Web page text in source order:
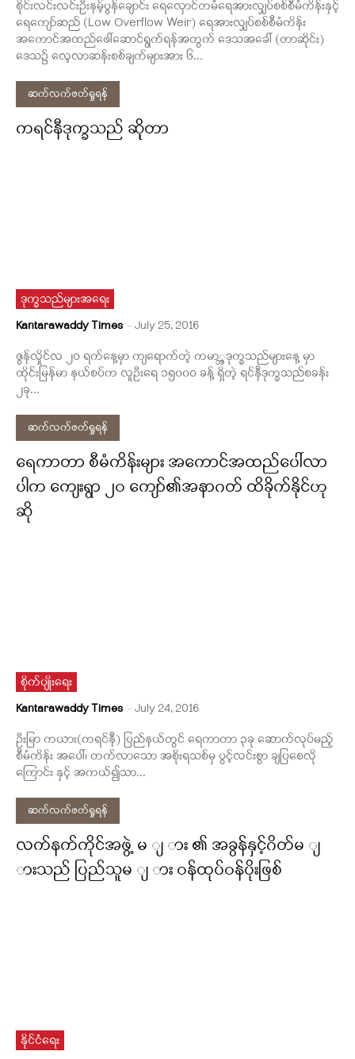
စိုင်းလင်းလင်းဦးနမ့်ပွန်ချောင်း ရေလှောင်တမံရေအားလျှပ်စစ်စီမံကိန်းနှင့်
ရေကျော်ဆည် (Low Overflow Weir) ရေအားလျှပ်စစ်စီမံကိန်း
အကောင်အထည်ဖေါ်ဆောင်ရွက်ရန်အတွက် ဒေသအခေါ် (တာဆိုင်း)
ဒေသ၌ လေ့လာဆန်းစစ်ချက်များအား ၆...
ဆက်လက်ဖတ်ရှုရန်
ကရင်နီဒုက္ခသည် ဆိုုတာ
ဒုက္ခသည်များအရေး
Kantarawaddy Times - July 25, 2016
ဇွန်လှိုင်လ ၂ဝ ရက်နေ့မှာ ကျရောက်တဲ့ ကမာ္ဘ့ဒုက္ခသည်များနေ့ မှာ
ထိုင်းမြန်မာ နယ်စပ်က လူဦးရေ ၁၅၀၀ဝ ခန့် ရှိတဲ့ ရင်နီဒုက္ခသည်စခန်း
၂ခု...
ဆက်လက်ဖတ်ရှုရန်
ရေကာတာ စီမံကိန်းများ အကောင်အထည်ပေါ်လာ
ပါက ကျေးရွာ ၂ဝ ကျော်၏အနာဂတ် ထိခိုက်နိုင်ဟု
ဆို
စိုက်ပျိုးရေး
Kantarawaddy Times - July 24, 2016
ဦးမြာ ကယား(ကရင်နီ) ပြည်နယ်တွင် ရေကာတာ ၃ခု ဆောက်လုပ်မည့်
စီမံကိန်း အပေါ်၊ တက်လာသော အစိုးရသစ်မှ ပွင့်လင်းစွာ ချပြစေလို
ကြောင်း နှင့် အကယ်၍သာ...
ဆက်လက်ဖတ်ရှုရန်
လက်နက်ကိုင်အဖွဲ့ မ ျ ား ၏ အခွန်နှင့်ဂိတ်မ ျ
ားသည် ပြည်သူမ ျ ား ဝန်ထုပ်ဝန်ပိုးဖြစ်
နိုင်ငံရေး